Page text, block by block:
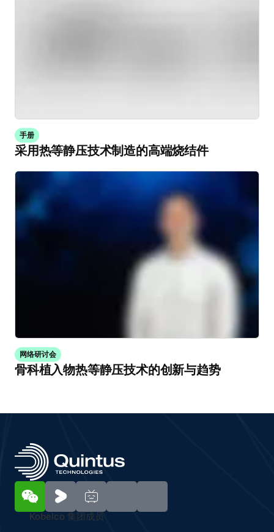
手册
采用热等静压技术制造的高端烧结件
网络研讨会
骨科植入物热等静压技术的创新与趋势
Kobelco 集团成员